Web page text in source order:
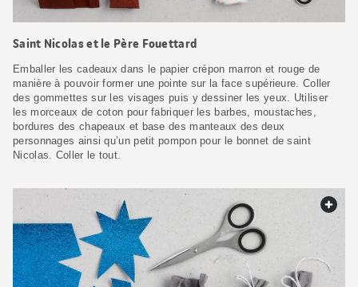
Saint Nicolas et le Père Fouettard
Emballer les cadeaux dans le papier crépon marron et rouge de
manière à pouvoir former une pointe sur la face supérieure. Coller
des gommettes sur les visages puis y dessiner les yeux. Utiliser
les morceaux de coton pour fabriquer les barbes, moustaches,
bordures des chapeaux et base des manteaux des deux
personnages ainsi qu’un petit pompon pour le bonnet de saint
Nicolas. Coller le tout.